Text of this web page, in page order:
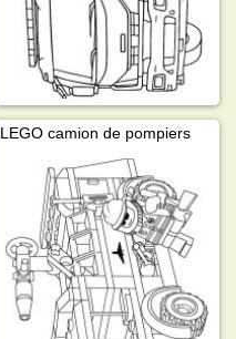
LEGO camion de pompiers